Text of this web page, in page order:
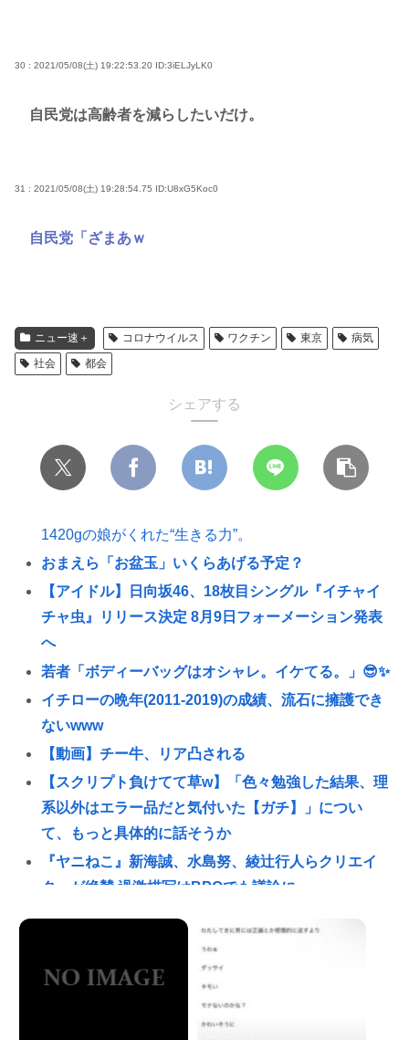
30 : 2021/05/08(土) 19:22:53.20 ID:3iELJyLK0
自民党は高齢者を減らしたいだけ。
31 : 2021/05/08(土) 19:28:54.75 ID:U8xG5Koc0
自民党「ざまあｗ
ニュー速＋ コロナウイルス ワクチン 東京
病気
社会
都会
シェアする
1420gの娘がくれた“生きる力”。
おまえら「お盆玉」いくらあげる予定？
【アイドル】日向坂46、18枚目シングル『イチャイ
チャ虫』リリース決定 8月9日フォーメーション発表
へ
若者「ボディーバッグはオシャレ。イケてる。」😎✨
イチローの晩年(2011-2019)の成績、流石に擁護でき
ないwww
【動画】チー牛、リア凸される
【スクリプト負けてて草w】「色々勉強した結果、理
系以外はエラー品だと気付いた【ガチ】」につい
て、もっと具体的に話そうか
『ヤニねこ』新海誠、水島努、綾辻行人らクリエイ
ターが絶賛 過激描写はBPOでも議論に
奈須きのこさん、円形脱毛症になっていた…
避難所地獄と化す「ずっと同じ食べ物&断水でトイレ
流せず悪臭&床に直接就寝&コロナ感染」
コメントに疑問の声… シャンパンタワーの超豪華式